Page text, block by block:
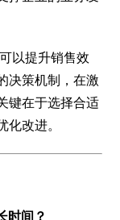
以提升销售效
决策机制，在激
键在于选择合适
改进。
时间？